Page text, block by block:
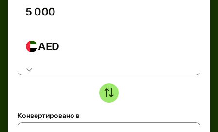
AED
Конвертировано в